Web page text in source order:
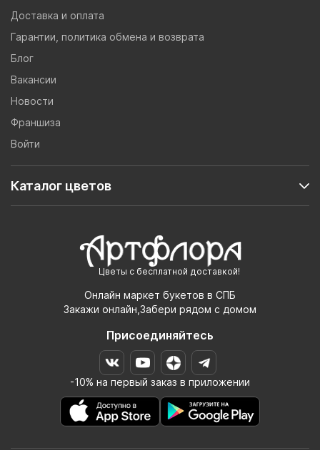
Цветы с бесплатной доставкой!
Онлайн маркет букетов в СПБ
Закажи онлайн,Забери рядом с домом
Присоединяйтесь
-10% на первый заказ в приложении
Доставка и оплата
Гарантии, политика обмена и возврата
Блог
Вакансии
Новости
Франшиза
Войти
Каталог цветов